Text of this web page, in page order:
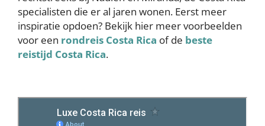
specialisten die er al jaren wonen. Eerst meer
inspiratie opdoen? Bekijk hier meer voorbeelden
voor een rondreis Costa Rica of de beste
reistijd Costa Rica.